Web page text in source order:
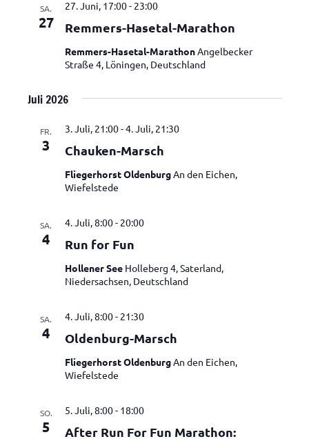
SA.
27 Remmers-Hasetal-Marathon
27. Juni, 17:00- 23:00
Remmers-Hasetal-MarathonAngelbecker
Straße 4, Löningen, Deutschland
Juli 2026
FR.
3 Chauken-Marsch
3. Juli, 21:00-4. Juli, 21:30
Fliegerhorst OldenburgAn den Eichen,
Wiefelstede
SA.
4 Run for Fun
4. Juli, 8:00- 20:00
Hollener See Holleberg 4, Saterland,
Niedersachsen, Deutschland
SA.
4 Oldenburg-Marsch
4. Juli, 8:00- 21:30
Fliegerhorst OldenburgAn den Eichen,
Wiefelstede
SO.
5
After Run For Fun Marathon:
5. Juli, 8:00- 18:00